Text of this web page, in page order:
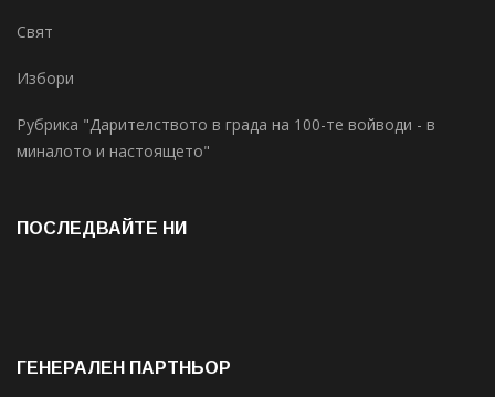
Свят
Избори
Рубрика "Дарителството в града на 100-те войводи - в
миналото и настоящето"
ПОСЛЕДВАЙТЕ НИ
ГЕНЕРАЛЕН ПАРТНЬОР